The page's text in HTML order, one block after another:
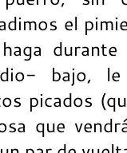
el
bajo, le
picados
que